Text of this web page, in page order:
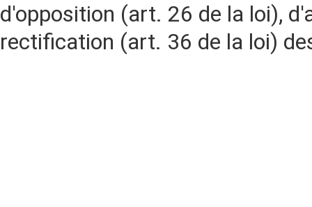
d'opposition (art. 26 de la loi),
rectification (art. 36 de la loi)